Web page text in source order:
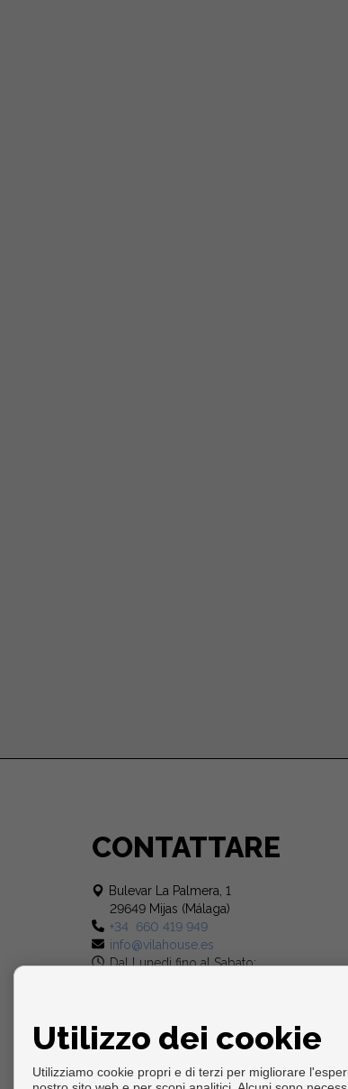
CONTATTARE
Bulevar La Palmera, 1
29649 Mijas (Málaga)
+34 660 419 949
info@vilahouse.es
Dal Lunedi fino al Sabato:
Utilizzo dei cookie
Utilizziamo cookie propri e di terzi per migliorare